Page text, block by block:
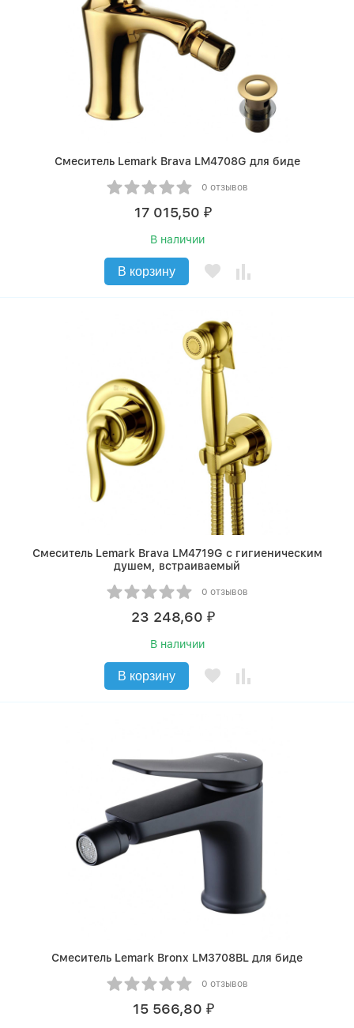
Смеситель Lemark Brava LM4708G для биде
0 отзывов
17 015,50 ₽
В наличии
В корзину
Смеситель Lemark Brava LM4719G с гигиеническим
душем, встраиваемый
0 отзывов
23 248,60 ₽
В наличии
В корзину
Смеситель Lemark Bronx LM3708BL для биде
0 отзывов
15 566,80 ₽